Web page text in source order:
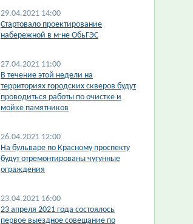
29.04.2021 14:00
Стартовало проектирование
набережной в м-не ОбьГЭС
27.04.2021 11:00
В течение этой недели на
территориях городских скверов будут
проводиться работы по очистке и
мойке памятников
26.04.2021 12:00
На бульваре по Красному проспекту
будут отремонтированы чугунные
ограждения
23.04.2021 16:00
​23 апреля 2021 года состоялось
первое выездное совещание по